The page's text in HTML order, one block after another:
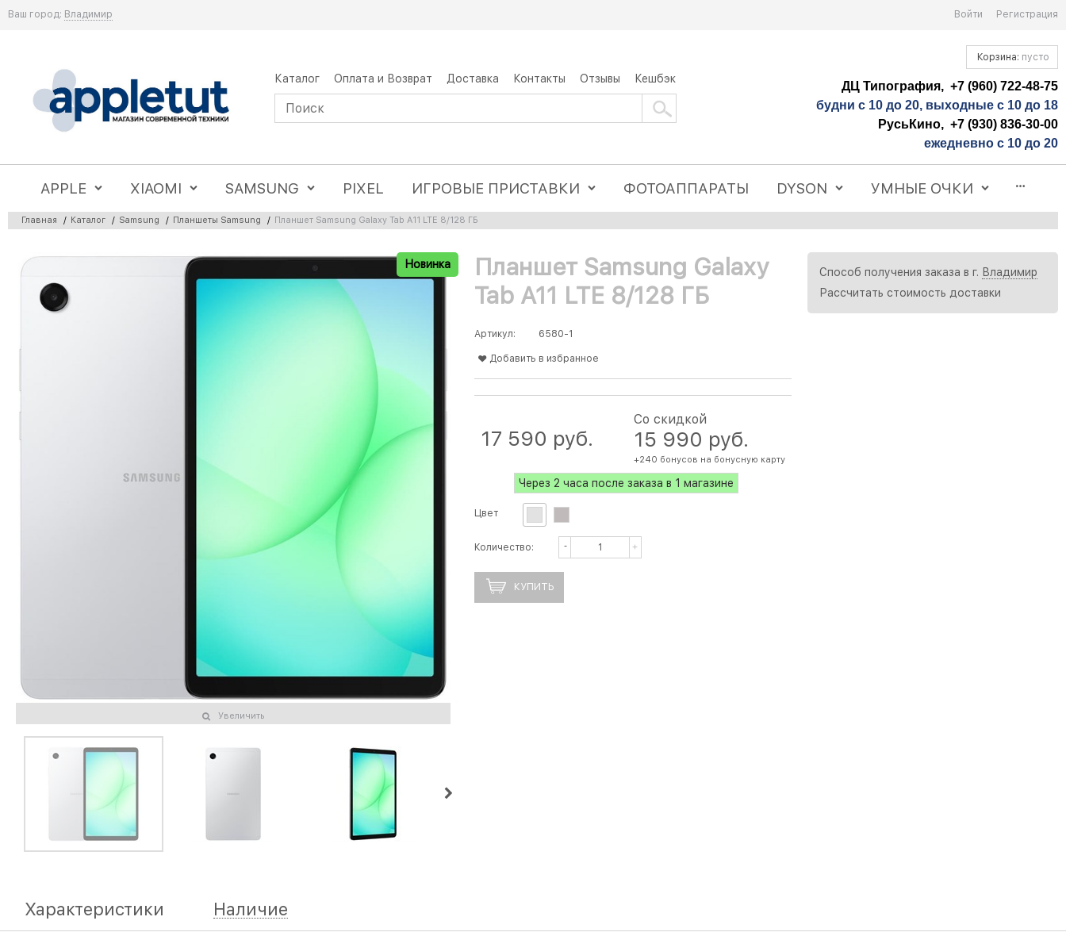
Ваш город: Владимир Войти Регистрация
Каталог Оплата и Возврат Доставка Контакты Отзывы Кешбэк
Корзина: пусто
ДЦ Типография, +7 (960) 722-48-75
будни с 10 до 20, выходные с 10 до 18
РусьКино, +7 (930) 836-30-00
ежедневно с 10 до 20
APPLE XIAOMI SAMSUNG PIXEL ИГРОВЫЕ ПРИСТАВКИ ФОТОАППАРАТЫ DYSON УМНЫЕ ОЧКИ
Главная / Каталог / Samsung / Планшеты Samsung / Планшет Samsung Galaxy Tab A11 LTE 8/128 ГБ
Новинка
Увеличить
Планшет Samsung Galaxy
Tab A11 LTE 8/128 ГБ
Артикул: 6580-1
Добавить в избранное
15 990 руб.
+240 бонусов на бонусную карту
Со скидкой
17 590 руб.
Через 2 часа после заказа в 1 магазине
Цвет
Количество:
КУПИТЬ
Способ получения заказа в г. Владимир
Рассчитать стоимость доставки
Характеристики Наличие